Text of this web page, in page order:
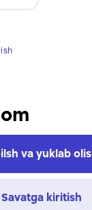
va yuklab
Savatga kiritish